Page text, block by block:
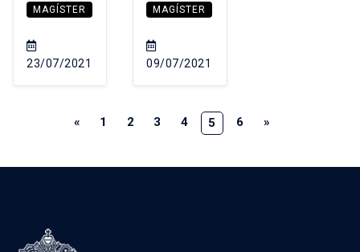
MAGÍSTER
23/07/2021
MAGÍSTER
09/07/2021
« 1 2 3 4 5 6 »